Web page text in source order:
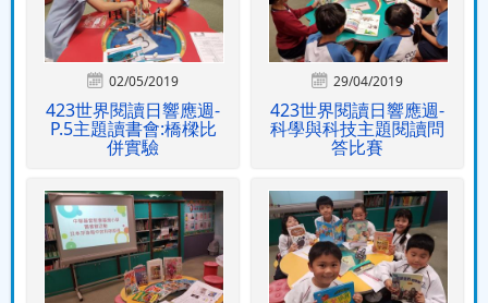
02/05/2019
423世界閱讀日響應週-
P.5主題讀書會:橋樑比
併實驗
29/04/2019
423世界閱讀日響應週-
科學與科技主題閱讀問
答比賽